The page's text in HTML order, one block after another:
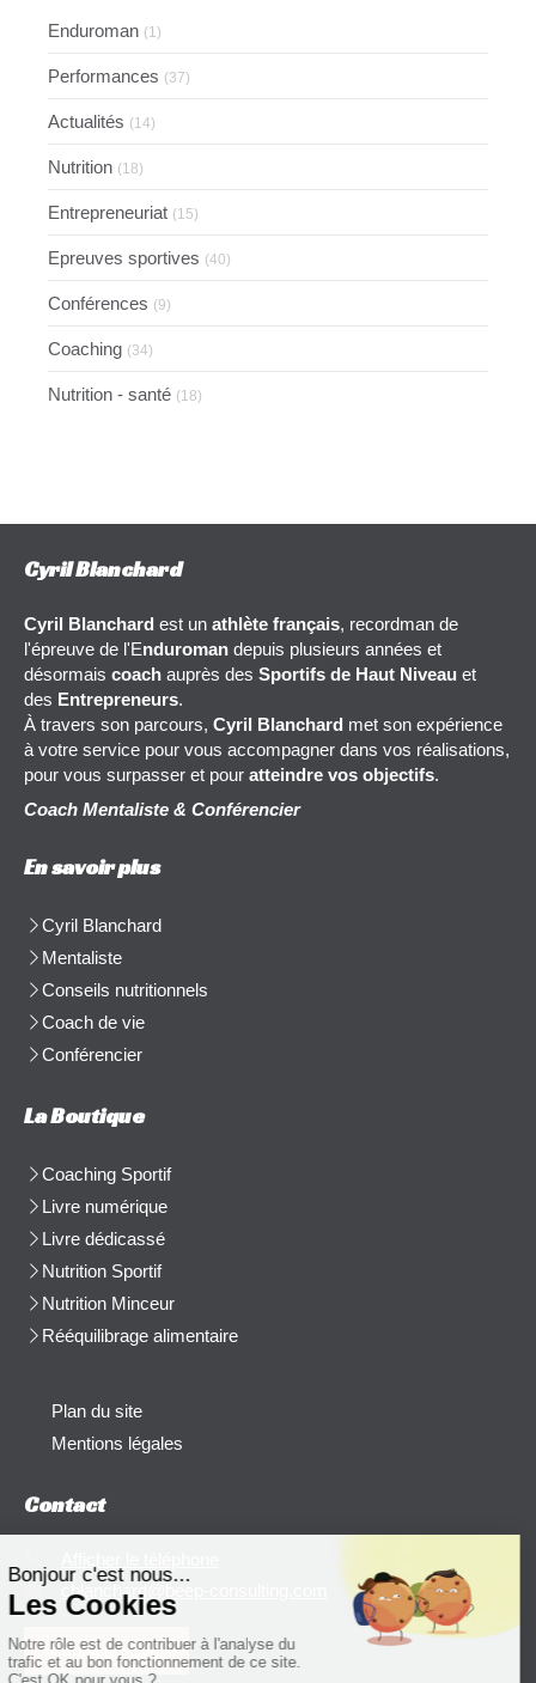
Enduroman (1)
Performances (37)
Actualités (14)
Nutrition (18)
Entrepreneuriat (15)
Epreuves sportives (40)
Conférences (9)
Coaching (34)
Nutrition - santé (18)
Cyril Blanchard
Cyril Blanchard est un athlète français, recordman de
l'épreuve de l'Enduroman depuis plusieurs années et
désormais coach auprès des Sportifs de Haut Niveau et
des Entrepreneurs.
À travers son parcours, Cyril Blanchard met son expérience
à votre service pour vous accompagner dans vos réalisations,
pour vous surpasser et pour atteindre vos objectifs.
Coach Mentaliste & Conférencier
En savoir plus
Cyril Blanchard
Mentaliste
Conseils nutritionnels
Coach de vie
Conférencier
La Boutique
Coaching Sportif
Livre numérique
Livre dédicassé
Nutrition Sportif
Nutrition Minceur
Rééquilibrage alimentaire
Plan du site
Mentions légales
Contact
cblanchard@beep-consulting.com
Contacter Cyril